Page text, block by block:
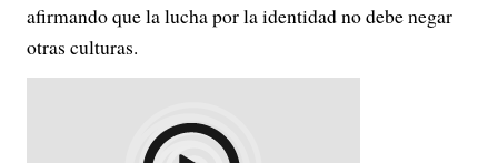
afirmando que la lucha por la identidad no debe negar
otras culturas.